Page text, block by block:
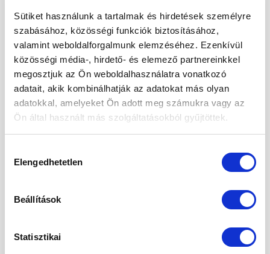
Sütiket használunk a tartalmak és hirdetések személyre
szabásához, közösségi funkciók biztosításához,
valamint weboldalforgalmunk elemzéséhez. Ezenkívül
közösségi média-, hirdető- és elemező partnereinkkel
megosztjuk az Ön weboldalhasználatra vonatkozó
adatait, akik kombinálhatják az adatokat más olyan
adatokkal, amelyeket Ön adott meg számukra vagy az
Ön által használt más szolgáltatásokból gyűjtöttek.
kiválasztása
Elengedhetetlen
Beállítások
Statisztikai
Méregtelenítés természetesen és óvatosan.
Kétféle puding – laktató, finom, egészséges
Mák tárolása – így csináld, hogy sokáig friss
maradjon!
ARCHÍVUM
2026. augusztus
2026. június